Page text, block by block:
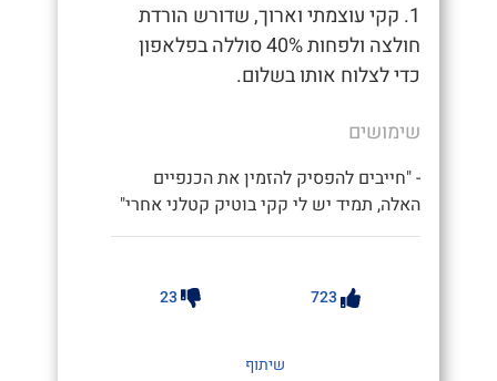
1. קקי עוצמתי וארוך, שדורש הורדת
חולצה ולפחות 40% סוללה בפלאפון
כדי לצלוח אותו בשלום.
שימושים
- "חייבים להפסיק להזמין את הכנפיים
האלה, תמיד יש לי קקי בוטיק קטלני אחרי"
723
23
שיתוף